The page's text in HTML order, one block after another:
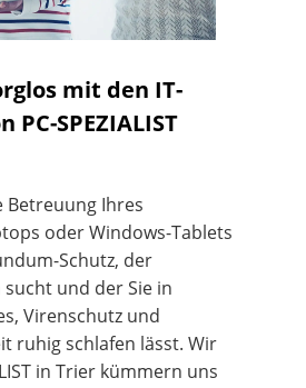
mit den IT-
PC-SPEZIALIST
Betreuung Ihres
oder Windows-Tablets
Schutz, der
und der Sie in
Virenschutz und
ruhig schlafen lässt. Wir
in Trier kümmern uns